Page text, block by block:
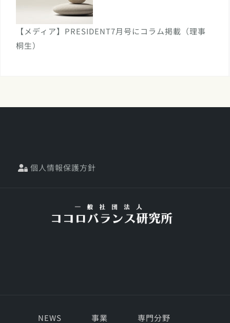
【メディア】PRESIDENT7月号にコラム掲載（理事
桐生）
個人情報保護方針
NEWS 事業 専門分野